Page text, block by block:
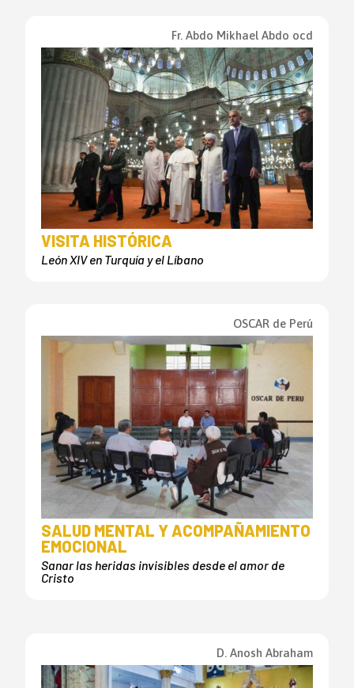
Fr. Abdo Mikhael Abdo ocd
VISITA HISTÓRICA
León XIV en Turquía y el Líbano
OSCAR de Perú
SALUD MENTAL Y ACOMPAÑAMIENTO
EMOCIONAL
Sanar las heridas invisibles desde el amor de
Cristo
D. Anosh Abraham